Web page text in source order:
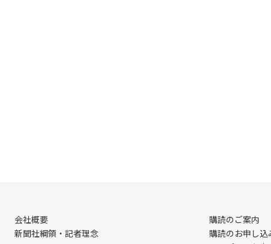
会社概要
新聞社綱領・記者理念
購読のご案内
購読のお申し込